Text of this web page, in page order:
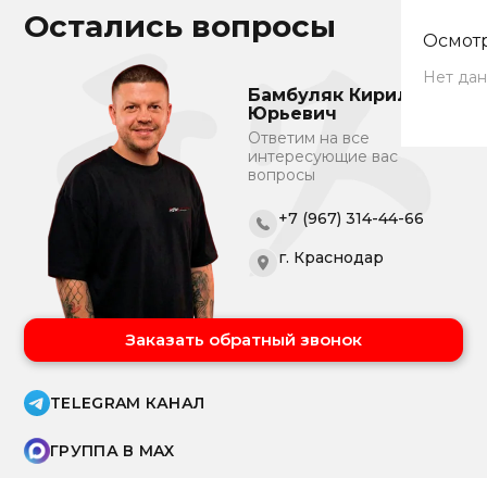
Нет
Остались вопросы
Бамбуляк Кирилл
Юрьевич
Ответим на все
интересующие вас
вопросы
+7 (967) 314-44-66
г. Краснодар
Заказать обратный звонок
TELEGRAM КАНАЛ
ГРУППА В MAX